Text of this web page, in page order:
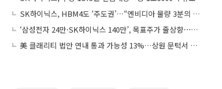
SK하이닉스, HBM4도 ‘주도권’…“엔비디아 물량 3분의 2 확보”
‘삼성전자 24만·SK하이닉스 140만’, 목표주가 줄상향⋯대장주 주가 앞자리 바뀐다
美 클래리티 법안 연내 통과 가능성 13%…상원 문턱서 제동